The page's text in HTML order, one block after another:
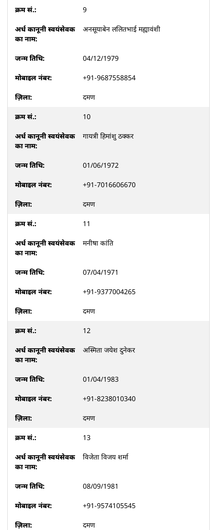
9
अनसूयाबेन ललितभाई मह्यावंशी
04/12/1979
+91-9687558854
दमण
10
गायत्री हिमांशु ठक्कर
01/06/1972
+91-7016606670
दमण
11
मनीषा कांति
07/04/1971
+91-9377004265
दमण
12
अस्मिता जयेश दुनेकर
01/04/1983
+91-8238010340
दमण
13
विजेता विजय शर्मा
08/09/1981
+91-9574105545
दमण